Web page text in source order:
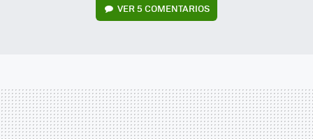
VER 5 COMENTARIOS